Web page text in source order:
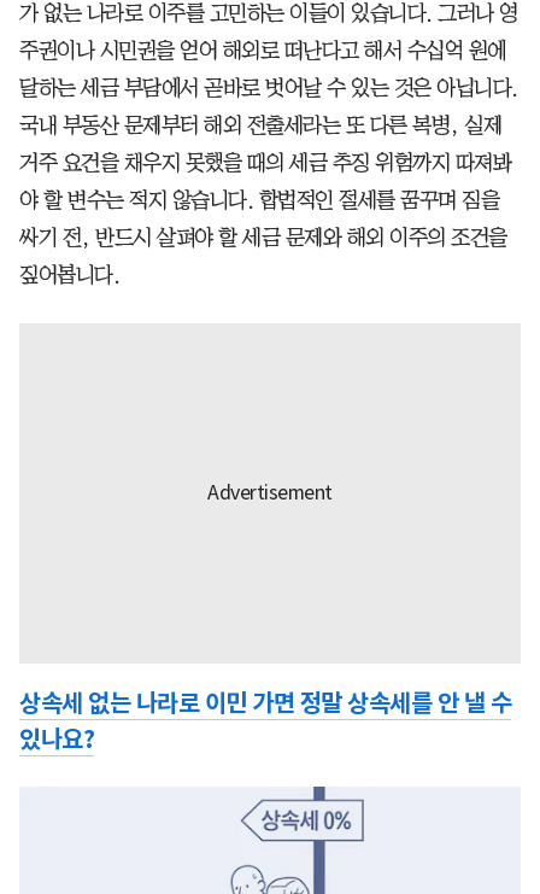
가 없는 나라로 이주를 고민하는 이들이 있습니다. 그러나 영
주권이나 시민권을 얻어 해외로 떠난다고 해서 수십억 원에
달하는 세금 부담에서 곧바로 벗어날 수 있는 것은 아닙니다.
국내 부동산 문제부터 해외 전출세라는 또 다른 복병, 실제
거주 요건을 채우지 못했을 때의 세금 추징 위험까지 따져봐
야 할 변수는 적지 않습니다. 합법적인 절세를 꿈꾸며 짐을
싸기 전, 반드시 살펴야 할 세금 문제와 해외 이주의 조건을
짚어봅니다.
상속세 없는 나라로 이민 가면 정말 상속세를 안 낼 수
있나요?